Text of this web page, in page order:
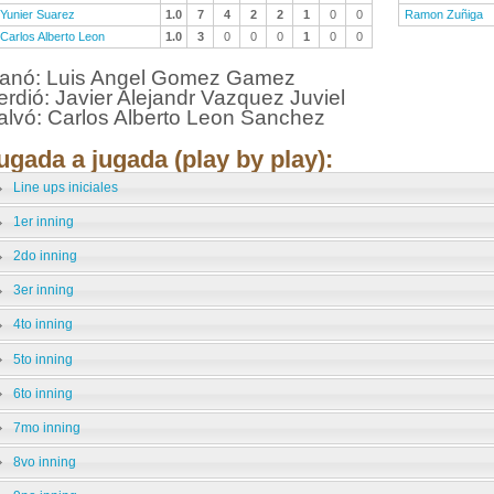
Yunier Suarez
1.0 7 4 2 2 1 0
0
Carlos Alberto Leon
1.0 3 0 0 0 1 0 0
Ramon Zuñiga
Luis Angel Gomez Gamez
Javier Alejandr Vazquez Juviel
Carlos Alberto Leon Sanchez
a jugada (play by play):
Line ups iniciales
1er inning
2do inning
3er inning
4to inning
5to inning
6to inning
7mo inning
8vo inning